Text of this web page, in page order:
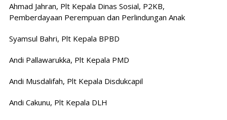
Ahmad Jahran, Plt Kepala Dinas Sosial, P2KB,
Pemberdayaan Perempuan dan Perlindungan Anak
Syamsul Bahri, Plt Kepala BPBD
Andi Pallawarukka, Plt Kepala PMD
Andi Musdalifah, Plt Kepala Disdukcapil
Andi Cakunu, Plt Kepala DLH